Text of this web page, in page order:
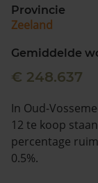
088
Maandag t/m
Provincie
Zeeland
Gemiddelde
€ 248.637
In Oud-
12 te koop
percentage
0.5%.